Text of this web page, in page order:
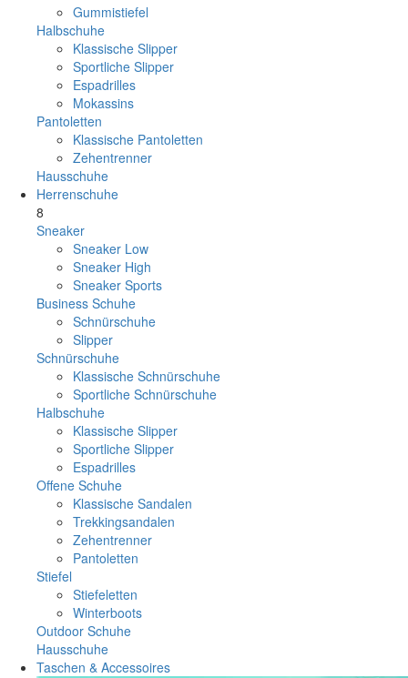
Gummistiefel
Halbschuhe
Klassische Slipper
Sportliche Slipper
Espadrilles
Mokassins
Pantoletten
Klassische Pantoletten
Zehentrenner
Hausschuhe
Herrenschuhe
8
Sneaker
Sneaker Low
Sneaker High
Sneaker Sports
Business Schuhe
Schnürschuhe
Slipper
Schnürschuhe
Klassische Schnürschuhe
Sportliche Schnürschuhe
Halbschuhe
Klassische Slipper
Sportliche Slipper
Espadrilles
Offene Schuhe
Klassische Sandalen
Trekkingsandalen
Zehentrenner
Pantoletten
Stiefel
Stiefeletten
Winterboots
Outdoor Schuhe
Hausschuhe
Taschen & Accessoires